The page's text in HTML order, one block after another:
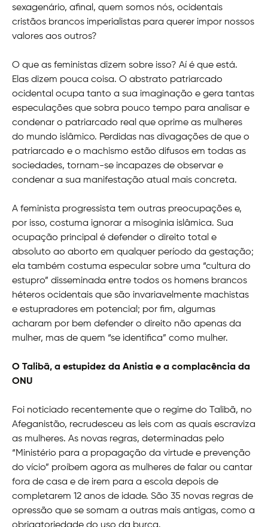
sexagenário, afinal, quem somos nós, ocidentais
cristãos brancos imperialistas para querer impor nossos
valores aos outros?
O que as feministas dizem sobre isso? Aí é que está.
Elas dizem pouca coisa. O abstrato patriarcado
ocidental ocupa tanto a sua imaginação e gera tantas
especulações que sobra pouco tempo para analisar e
condenar o patriarcado real que oprime as mulheres
do mundo islâmico. Perdidas nas divagações de que o
patriarcado e o machismo estão difusos em todas as
sociedades, tornam-se incapazes de observar e
condenar a sua manifestação atual mais concreta.
A feminista progressista tem outras preocupações e,
por isso, costuma ignorar a misoginia islâmica. Sua
ocupação principal é defender o direito total e
absoluto ao aborto em qualquer período da gestação;
ela também costuma especular sobre uma “cultura do
estupro” disseminada entre todos os homens brancos
héteros ocidentais que são invariavelmente machistas
e estupradores em potencial; por fim, algumas
acharam por bem defender o direito não apenas da
mulher, mas de quem “se identifica” como mulher.
O Talibã, a estupidez da Anistia e a complacência da
ONU
Foi noticiado recentemente que o regime do Talibã, no
Afeganistão, recrudesceu as leis com as quais escraviza
as mulheres. As novas regras, determinadas pelo
“Ministério para a propagação da virtude e prevenção
do vício” proíbem agora as mulheres de falar ou cantar
fora de casa e de irem para a escola depois de
completarem 12 anos de idade. São 35 novas regras de
opressão que se somam a outras mais antigas, como a